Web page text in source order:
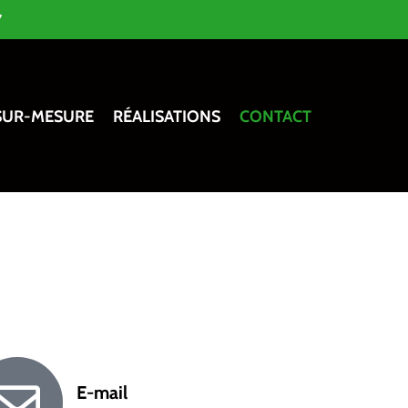
MESURE RÉALISATIONS CONTACT
E-mail